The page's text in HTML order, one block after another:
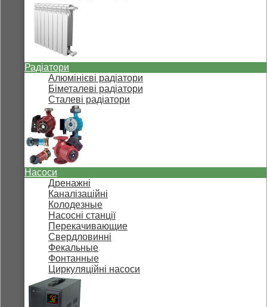
Радіатори
Алюмінієві радіатори
Біметалеві радіатори
Сталеві радіатори
Насоси
Дренажні
Каналізаційні
Колодезные
Насосні станції
Перекачивающие
Свердловинні
Фекальные
Фонтанные
Циркуляційні насоси